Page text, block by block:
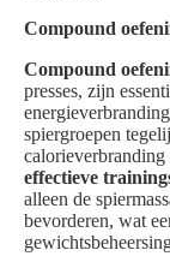
Compound
Compound
presses, zijn
spiergroepen
effectieve
alleen de
bevorderen, wat